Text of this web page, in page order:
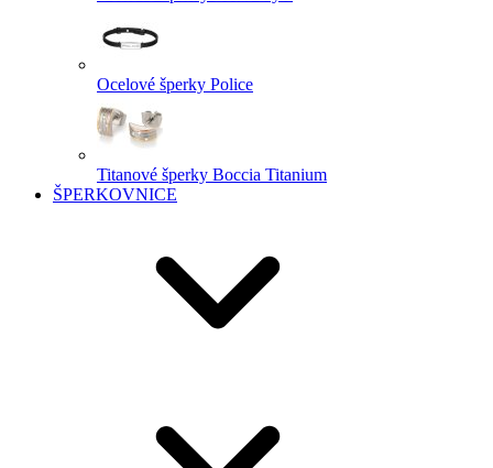
Ocelové šperky Police
Titanové šperky Boccia Titanium
ŠPERKOVNICE